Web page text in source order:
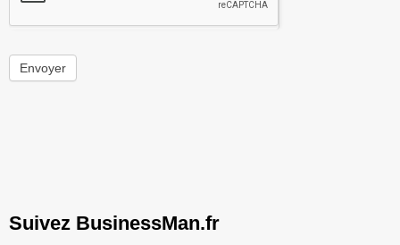
Envoyer
Suivez BusinessMan.fr